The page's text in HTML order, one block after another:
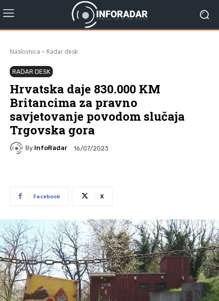
Naslovnica Radar desk
RADAR DESK
Hrvatska daje 830.000 KM
Britancima za pravno
savjetovanje povodom slučaja
Trgovska gora
By InfoRadar 16/07/2023
Facebook X